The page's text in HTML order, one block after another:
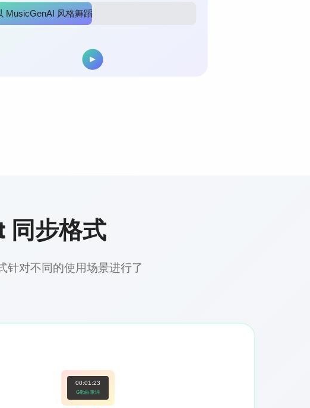
MusicGenAI 风格舞蹈
步格式
针对不同的使用场景进行了
00:01:23
G歌曲 歌词